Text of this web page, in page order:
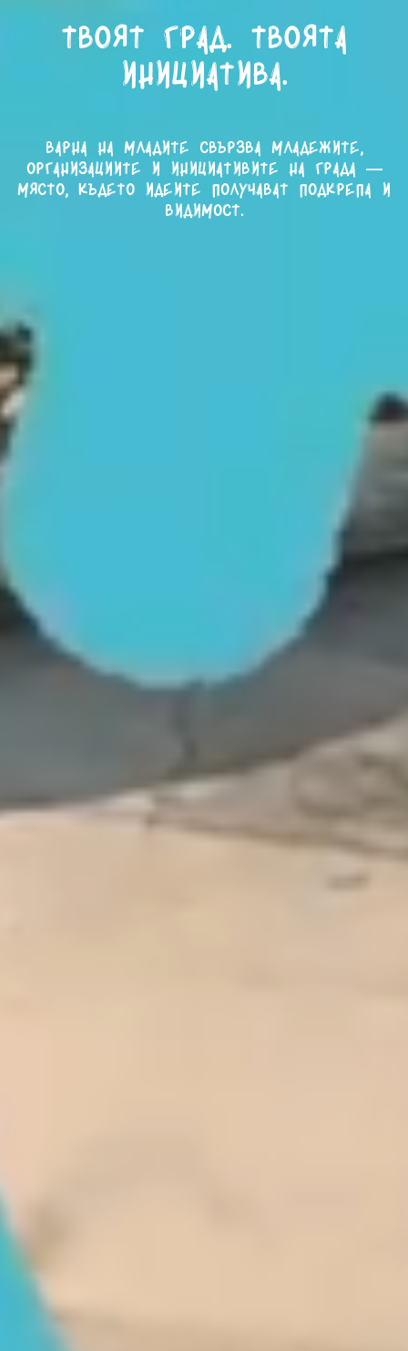
Твоят град. Твоята
инициатива.
Варна на младите свързва младежите,
организациите и инициативите на града —
място, където идеите получават подкрепа и
видимост.